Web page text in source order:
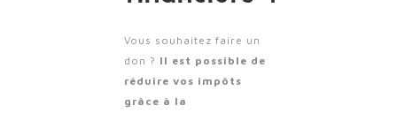
Vous souhaitez faire un
don ? Il est possible de
réduire vos impôts
grâce à la